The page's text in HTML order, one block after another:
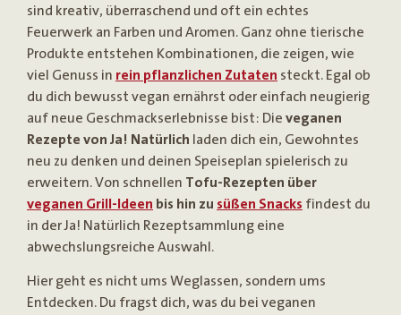
sind kreativ, überraschend und oft ein echtes
Feuerwerk an Farben und Aromen. Ganz ohne tierische
Produkte entstehen Kombinationen, die zeigen, wie
viel Genuss in rein pflanzlichen Zutaten steckt. Egal ob
du dich bewusst vegan ernährst oder einfach neugierig
auf neue Geschmackserlebnisse bist: Die veganen
Rezepte von Ja! Natürlich laden dich ein, Gewohntes
neu zu denken und deinen Speiseplan spielerisch zu
erweitern. Von schnellen Tofu-Rezepten über
veganen Grill-Ideen bis hin zu süßen Snacks findest du
in der Ja! Natürlich Rezeptsammlung eine
abwechslungsreiche Auswahl.
Hier geht es nicht ums Weglassen, sondern ums
Entdecken. Du fragst dich, was du bei veganen